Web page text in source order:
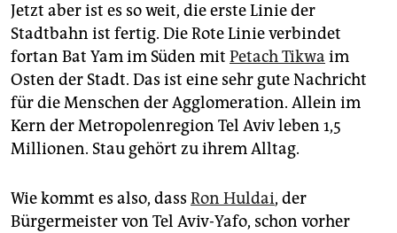
Jetzt aber ist es so weit, die erste Linie der
Stadtbahn ist fertig. Die Rote Linie verbindet
fortan Bat Yam im Süden mit Petach Tikwa im
Osten der Stadt. Das ist eine sehr gute Nachricht
für die Menschen der Agglomeration. Allein im
Kern der Metropolenregion Tel Aviv leben 1,5
Millionen. Stau gehört zu ihrem Alltag.
Wie kommt es also, dass Ron Huldai, der
Bürgermeister von Tel Aviv-Yafo, schon vorher